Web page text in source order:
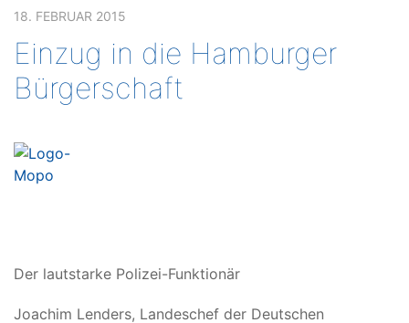
18. FEBRUAR 2015
Einzug in die Hamburger
Bürgerschaft
Der lautstarke Polizei-Funktionär
Joachim Lenders, Landeschef der Deutschen